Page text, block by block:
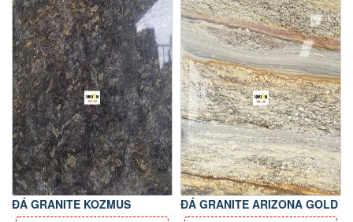
ĐÁ GRANITE KOZMUS ĐÁ GRANITE ARIZONA GOLD